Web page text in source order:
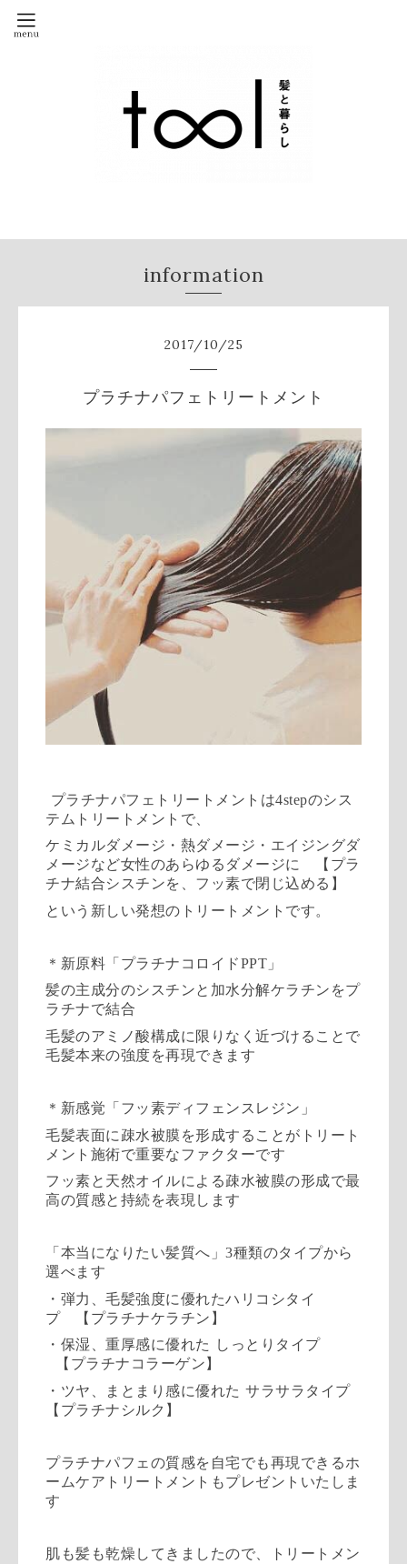
information
2017/10/25
プラチナパフェトリートメント
プラチナパフェトリートメントは4stepのシス
テムトリートメ ントで、
ケミカルダメージ・熱ダメージ・ エイジングダ
メージなど女性のあらゆるダメージに
【プラ
チナ結合シスチンを、フッ素で閉じ込める】
という新しい発想のトリートメントです。
＊新原料「プラチナコロイドPPT 」
髪の主成分のシスチンと加水分解ケラチンをプ
ラチナで結合
毛髪のアミノ酸構成に限りなく近づけることで
毛髪本来の強度を再現できます
＊新感覚「フッ素ディフェンスレジン」
毛髪表面に疎水被膜を形成することがトリート
メント施術で重要なファクターです
フッ素と天然オイルによる疎水被膜の形成で最
高の質感と持続を表現します
「本当になりたい髪質へ」 3種類のタイプから
選べます
・弾力、毛髪強度に優れたハリコシタイ
プ
【プラチナケラチン】
・保湿、重厚感に優れた
しっとりタイプ
【プラチナコラーゲン】
・ツヤ、まとまり感に優れた サラサラタイプ
【プラチナシルク】
プラチナパフェの質感を自宅でも再現できるホ
ームケアトリートメ ントもプレゼントいたしま
す
肌も髪も乾燥してきましたので、
トリートメン